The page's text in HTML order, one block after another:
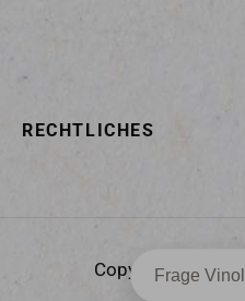
RECHTLICHES
Copyright © 2025